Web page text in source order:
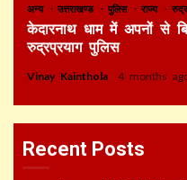
अन्य उत्तराखण्ड पुलिस राज्य
केदारनाथ धाम में अपनों से
रुद्रप्रयाग पुलिस
Vinay Kainthola 4 months
Recent Posts